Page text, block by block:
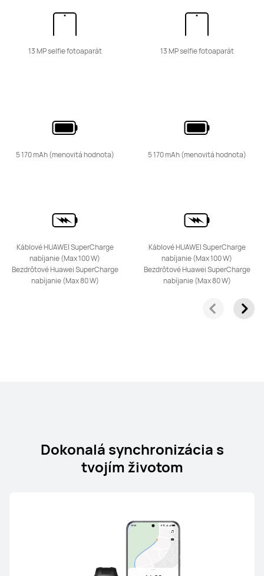
13 MP selfie fotoaparát
5 170 mAh (menovitá hodnota)
Káblové HUAWEI SuperCharge
nabíjanie(Max 100 W)
Bezdrôtové Huawei SuperCharge
nabíjanie(Max 80 W)
13 MP selfie fotoaparát
5 170 mAh (menovitá hodnota)
Káblové HUAWEI SuperCharge
nabíjanie(Max 100 W)
Bezdrôtové Huawei SuperCharge
nabíjanie(Max 80 W)
Dokonalá synchronizácia s
tvojím životom